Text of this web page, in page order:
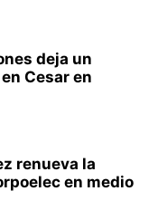
deja un
Cesar en
renueva la
en medio